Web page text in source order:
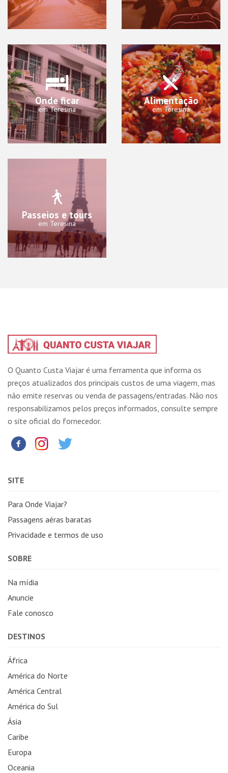
Onde ficar
em Teresina
Alimentação
em Teresina
Passeios e tours
em Teresina
O Quanto Custa Viajar é uma ferramenta que informa os
preços atualizados dos principais custos de uma viagem, mas
não emite reservas ou venda de passagens/entradas. Não nos
responsabilizamos pelos preços informados, consulte sempre
o site oficial do fornecedor.
SITE
Para Onde Viajar?
Passagens aéras baratas
Privacidade e termos de uso
SOBRE
Na mídia
Anuncie
Fale conosco
DESTINOS
África
América do Norte
América Central
América do Sul
Ásia
Caribe
Europa
Oceania